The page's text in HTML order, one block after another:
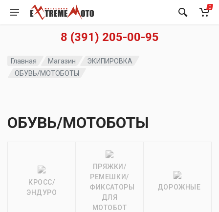
0
8 (391) 205-00-95
Главная Магазин
ЭКИПИРОВКА
ОБУВЬ/МОТОБОТЫ
ОБУВЬ/МОТОБОТЫ
КРОСС/
ЭНДУРО
ПРЯЖКИ/
РЕМЕШКИ/
ФИКСАТОРЫ
ДЛЯ
МОТОБОТ
ДОРОЖНЫЕ